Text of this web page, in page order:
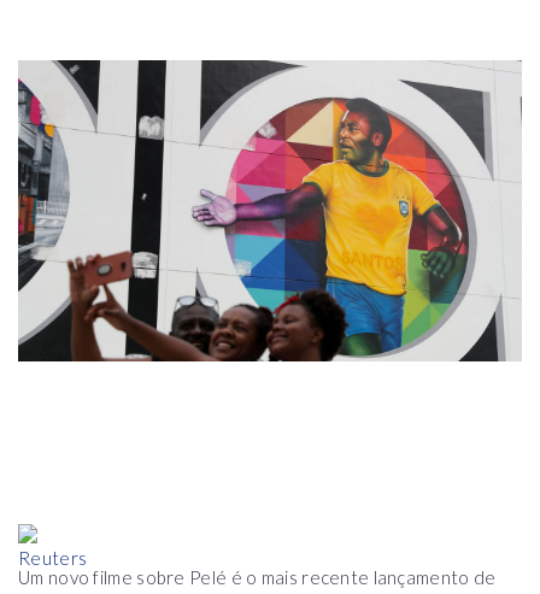
Um novo filme sobre Pelé é o mais recente lançamento de